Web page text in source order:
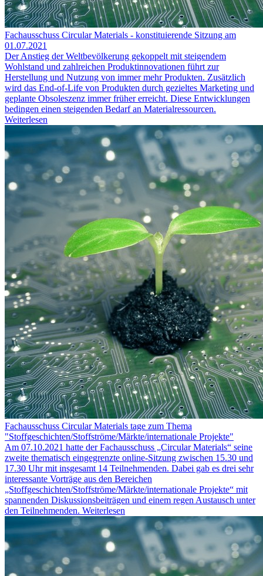
Fachausschuss Circular Materials - konstituierende Sitzung am
01.07.2021
Der Anstieg der Weltbevölkerung gekoppelt mit steigendem
Wohlstand und zahlreichen Produktinnovationen führt zur
Herstellung und Nutzung von immer mehr Produkten. Zusätzlich
wird das End-of-Life von Produkten durch gezieltes Marketing und
geplante Obsoleszenz immer früher erreicht. Diese Entwicklungen
bedingen einen steigenden Bedarf an Materialressourcen.
Weiterlesen
Fachausschuss Circular Materials tage zum Thema
"Stoffgeschichten/Stoffströme/Märkte/internationale Projekte"
Am 07.10.2021 hatte der Fachausschuss „Circular Materials“ seine
zweite thematisch eingegrenzte online-Sitzung zwischen 15.30 und
17.30 Uhr mit insgesamt 14 Teilnehmenden. Dabei gab es drei sehr
interessante Vorträge aus den Bereichen
„Stoffgeschichten/Stoffströme/Märkte/internationale Projekte“ mit
spannenden Diskussionsbeiträgen und einem regen Austausch unter
den Teilnehmenden. Weiterlesen